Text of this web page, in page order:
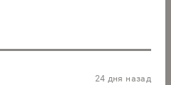
24 дня назад